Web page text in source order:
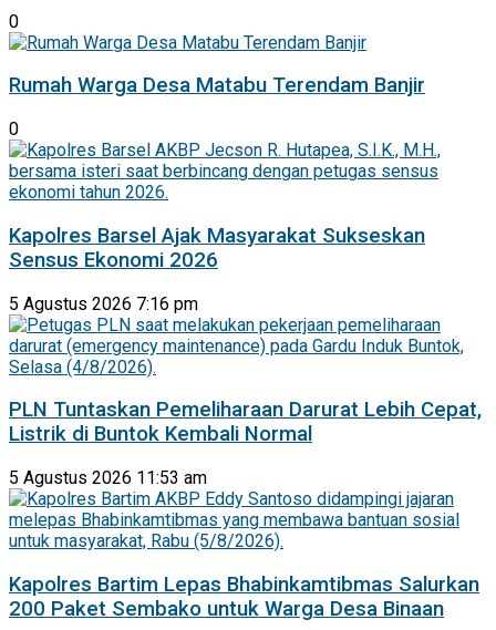
0
Rumah Warga Desa Matabu Terendam Banjir
0
Kapolres Barsel Ajak Masyarakat Sukseskan
Sensus Ekonomi 2026
5 Agustus 2026 7:16 pm
PLN Tuntaskan Pemeliharaan Darurat Lebih Cepat,
Listrik di Buntok Kembali Normal
5 Agustus 2026 11:53 am
Kapolres Bartim Lepas Bhabinkamtibmas Salurkan
200 Paket Sembako untuk Warga Desa Binaan